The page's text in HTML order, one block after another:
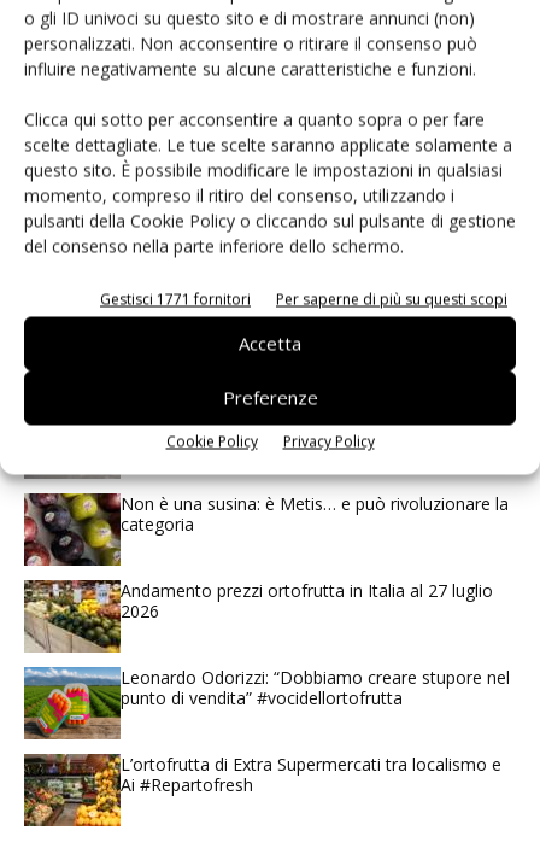
o gli ID univoci su questo sito e di mostrare annunci (non)
personalizzati. Non acconsentire o ritirare il consenso può
influire negativamente su alcune caratteristiche e funzioni.
Clicca qui sotto per acconsentire a quanto sopra o per fare
scelte dettagliate. Le tue scelte saranno applicate solamente a
questo sito. È possibile modificare le impostazioni in qualsiasi
momento, compreso il ritiro del consenso, utilizzando i
pulsanti della Cookie Policy o cliccando sul pulsante di gestione
del consenso nella parte inferiore dello schermo.
Gestisci 1771 fornitori Per saperne di più su questi scopi
Accetta
Preferenze
Cookie Policy Privacy Policy
Abbonati
Edicola Web
Iscriviti alla
newsletter
vendita
Non è una susina: è Metis… e può rivoluzionare la
categoria
Andamento prezzi ortofrutta in Italia al 27 luglio
2026
Leonardo Odorizzi: “Dobbiamo creare stupore nel
punto di vendita” #vocidellortofrutta
L’ortofrutta di Extra Supermercati tra localismo e
Ai #Repartofresh